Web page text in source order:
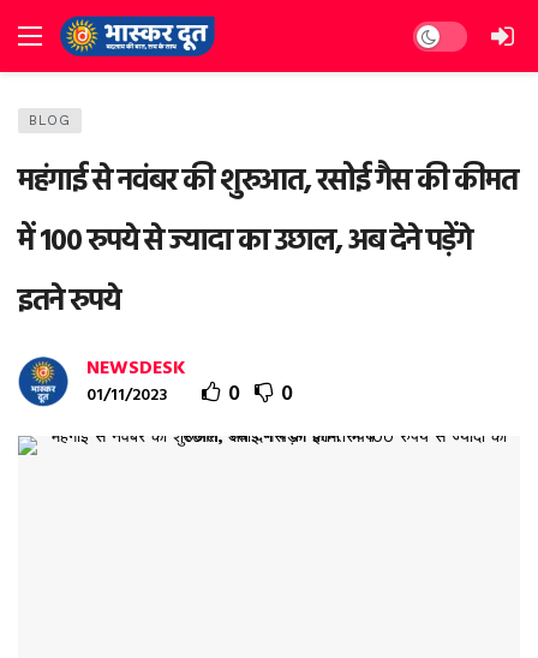
Dark mode
BLOG
महंगाई से नवंबर की शुरुआत, रसोई गैस की कीमत
में 100 रुपये से ज्यादा का उछाल, अब देने पड़ेंगे
इतने रुपये
NEWSDESK
01/11/2023 0 0